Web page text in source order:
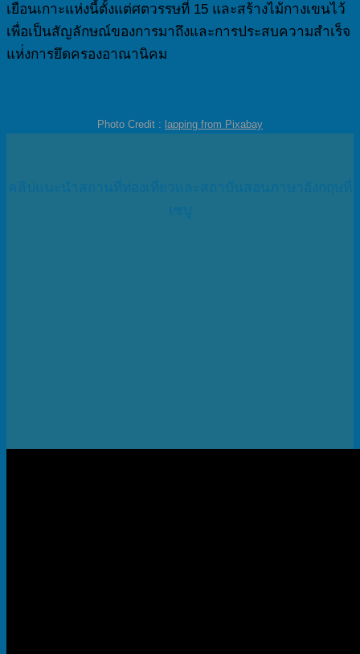
เยือนเกาะแห่งนี้ตั้งแต่ศตวรรษที่ 15 และสร้างไม้กางเขนไว้
เพื่อเป็นสัญลักษณ์ของการมาถึงและการประสบความสำเร็จ
แห่่งการยึดครองอาณานิคม
Photo Credit : lapping from Pixabay
คลิปแนะนำสถานที่ท่องเที่ยวและสถาบันสอนภาษาอังกฤษที่
เซบู